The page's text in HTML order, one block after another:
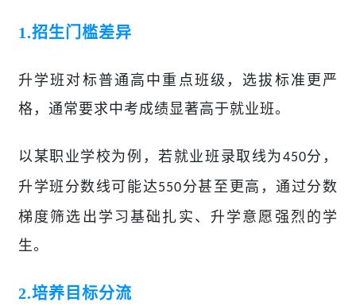
1.招生门槛差异
升学班对标普通高中重点班级，选拔标准更严
格，通常要求中考成绩显著高于就业班。
以某职业学校为例，若就业班录取线为450分，
升学班分数线可能达550分甚至更高，通过分数
梯度筛选出学习基础扎实、升学意愿强烈的学
生。
2.培养目标分流